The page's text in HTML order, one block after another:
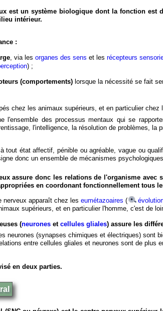
est un système biologique dont la fonction
intérieur.
:
, via les organes des sens et les récepteurs
) ;
(comportements) lorsque la nécessité se fait
chez les animaux supérieurs, et en particulier chez
l'ensemble des processus mentaux qui se
l'intelligence, la résolution de problèmes,
tout état affectif, pénible ou agréable, vague ou
donc un ensemble de mécanismes
assure donc les relations de l'organisme
en coordonant fonctionnellement tous
nerveux apparaît chez leseumétazoaires (
supérieurs, et en particulier l'homme, c'est de
(neurones etcellules gliales) assure les
neurones (synapses chimiques et électriques) sont
entre cellules gliales et neurones sont de
en deux parties.